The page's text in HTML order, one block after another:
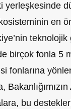
yerleşkesinde
en
teknolojik
birçok fonla 5
fonlarına
bu